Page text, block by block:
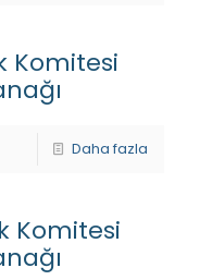
Komitesi
Daha fazla
Komitesi